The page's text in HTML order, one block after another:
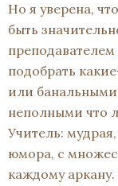
Но я уверена,
быть
подобрать
или
неполными что
Учитель:
юмора, с
каждому аркану.